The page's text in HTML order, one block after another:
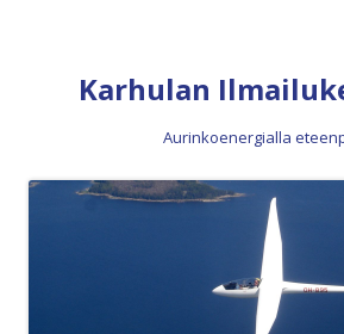
Karhulan
Aurinkoenergialla